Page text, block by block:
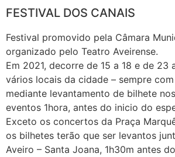
FESTIVAL DOS CANAIS
Festival promovido pela Câmara
organizado pelo Teatro Aveirense.
Em 2021, decorre de 15 a 18 e de 23
vários locais da cidade – sempre
mediante levantamento de bilhete
eventos 1hora, antes do inicio do
Exceto os concertos da Praça
os bilhetes terão que ser levantos
Aveiro – Santa Joana, 1h30m antes